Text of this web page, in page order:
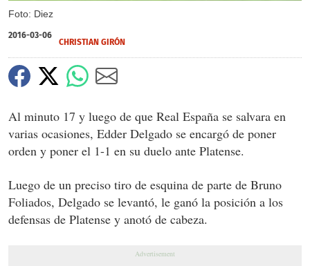
Foto: Diez
2016-03-06
CHRISTIAN GIRÓN
Al minuto 17 y luego de que Real España se salvara en
varias ocasiones, Edder Delgado se encargó de poner
orden y poner el 1-1 en su duelo ante Platense.
Luego de un preciso tiro de esquina de parte de Bruno
Foliados, Delgado se levantó, le ganó la posición a los
defensas de Platense y anotó de cabeza.